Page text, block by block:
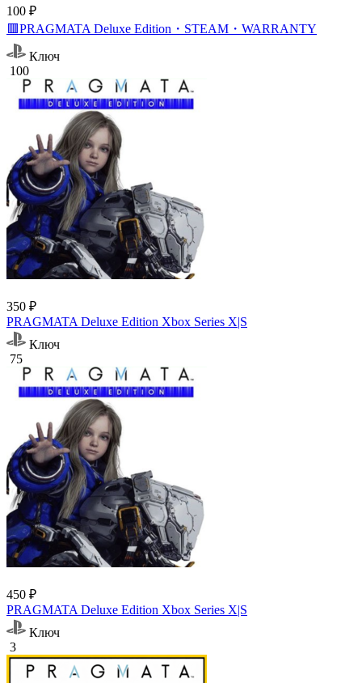
100 ₽
🟥PRAGMATA Deluxe Edition・STEAM・WARRANTY
Ключ
100
350 ₽
PRAGMATA Deluxe Edition Xbox Series X|S
Ключ
75
450 ₽
PRAGMATA Deluxe Edition Xbox Series X|S
Ключ
3